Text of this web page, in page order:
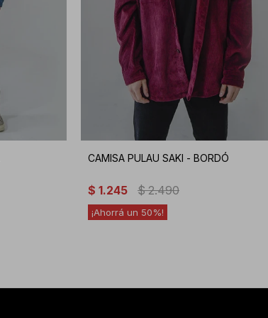
CAMISA PULAU SAKI - BORDÓ
$ 1.245 $ 2.490
50